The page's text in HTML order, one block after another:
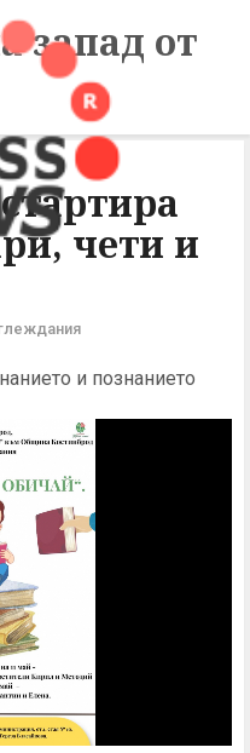
запад от
чети и
и познанието